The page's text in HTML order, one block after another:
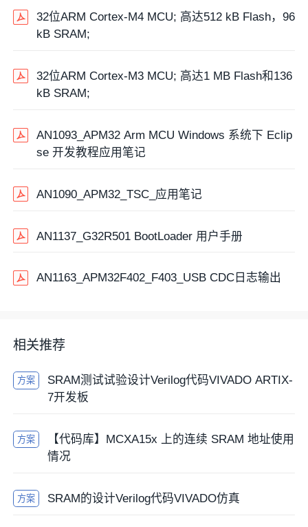
32位ARM Cortex-M4 MCU; 高达512 kB Flash，96
kB SRAM;
32位ARM Cortex-M3 MCU; 高达1 MB Flash和136
kB SRAM;
AN1093_APM32 Arm MCU Windows 系统下 Eclip
se 开发教程应用笔记
AN1090_APM32_TSC_应用笔记
AN1137_G32R501 BootLoader 用户手册
AN1163_APM32F402_F403_USB CDC日志输出
相关推荐
方案
SRAM测试试验设计Verilog代码VIVADO ARTIX-
7开发板
方案
【代码库】MCXA15x 上的连续 SRAM 地址使用
情况
方案 SRAM的设计Verilog代码VIVADO仿真